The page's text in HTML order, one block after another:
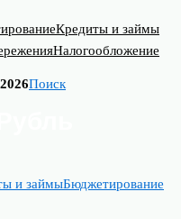
Кредиты и займы
Налогообложение
Поиск
и займыБюджетирование